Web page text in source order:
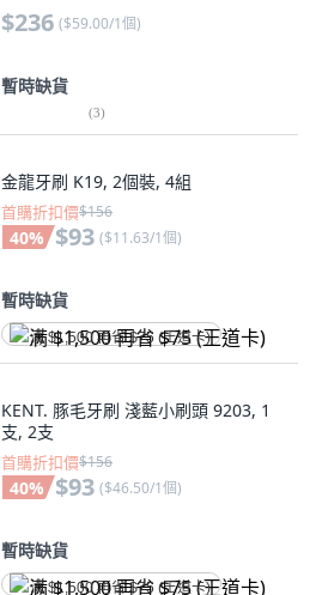
$236 ($59.00/1個)
暫時缺貨
(3)
金龍牙刷 K19, 2個裝, 4組
首購折扣價$156
40% $93 ($11.63/1個)
暫時缺貨
满 $1,500 再省 $75 (王道卡)
KENT. 豚毛牙刷 淺藍小刷頭 9203, 1
支, 2支
首購折扣價$156
40% $93 ($46.50/1個)
暫時缺貨
满 $1,500 再省 $75 (王道卡)